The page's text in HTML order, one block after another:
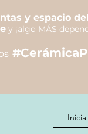
y espacio
y ¡algo MÁS